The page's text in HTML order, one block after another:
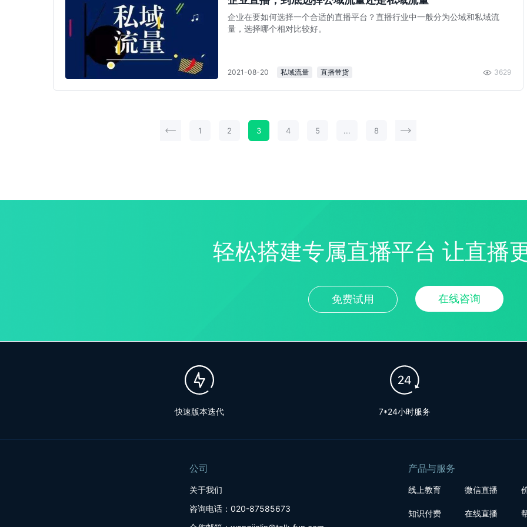
企业在要如何选择一个合适的直播平台？直播行业中一般分为公域和私域流
量，选择哪个相对比较好。
2021-08-20 私域流量 直播带货 3629
1 2 3 4 5 ... 8
轻松搭建专属直播平台 让直播
免费试用 在线咨询
快速版本迭代 7*24小时服务
公司
关于我们
咨询电话：020-87585673
产品与服务
线上教育
知识付费
微信直播
在线直播